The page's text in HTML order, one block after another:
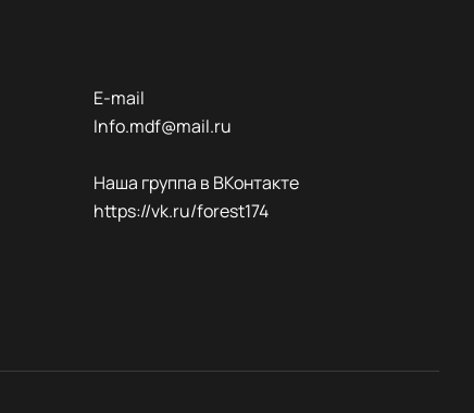
E-mail
Info.mdf@mail.ru
Наша группа в ВКонтакте
https://vk.ru/forest174